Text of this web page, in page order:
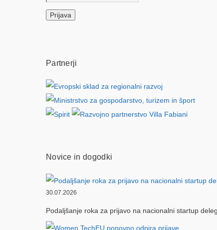
Partnerji
Novice in dogodki
30.07.2026
Podaljšanje roka za prijavo na nacionalni startup